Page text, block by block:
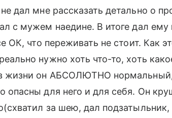
дал мне рассказать детально о
с мужем наедине. В итоге дал ему
ОК, что переживать не стоит. Как
нужно хоть что-то, хоть
в жизни он АБСОЛЮТНО
опасны для него и для себя. Он
за шею, дал подзатыльник,